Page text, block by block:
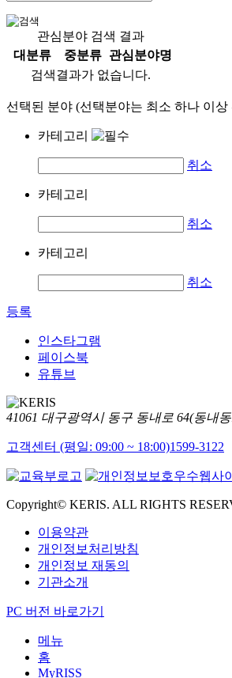
관심분야 검색 결과
대분류
중분류
관심분야명
검색결과가 없습니다.
선택된 분야 (선택분야는 최소 하나 이
카테고리
취소
카테고리
취소
카테고리
취소
등록
인스타그램
페이스북
유튜브
41061 대구광역시 동구 동내로 64(동내
고객센터 (평일: 09:00 ~ 18:00)1599-3122
Copyright© KERIS. ALL RIGHTS
이용약관
개인정보처리방침
개인정보 재동의
기관소개
PC 버전 바로가기
메뉴
홈
MyRISS